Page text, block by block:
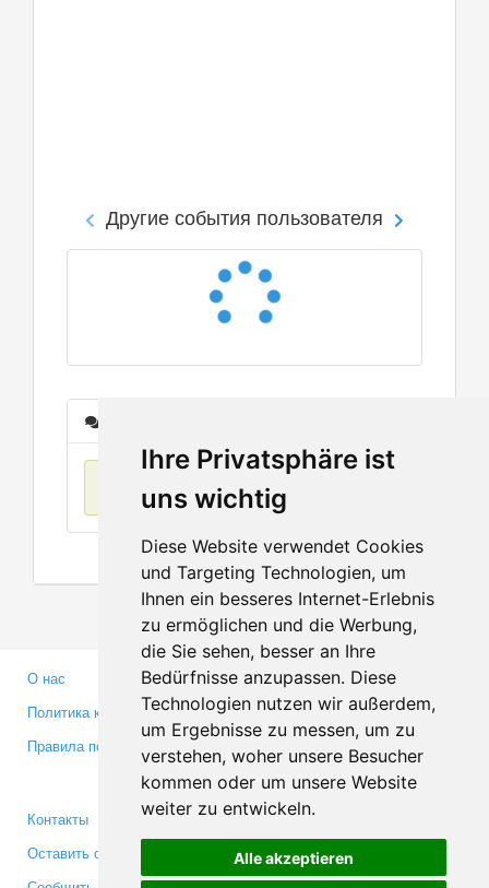
Ihre Privatsphäre ist
uns wichtig
Diese Website verwendet Cookies
und Targeting Technologien, um
Ihnen ein besseres Internet-Erlebnis
zu ermöglichen und die Werbung,
die Sie sehen, besser an Ihre
Bedürfnisse anzupassen. Diese
Technologien nutzen wir außerdem,
um Ergebnisse zu messen, um zu
verstehen, woher unsere Besucher
kommen oder um unsere Website
weiter zu entwickeln.
Alle akzeptieren
Другие события пользователя
О нас
Политика конфиденциальности
Правила пользования
Партнерам
Инвесторам
Медиа
Контакты
Оставить отзыв
Facebook
Twitter